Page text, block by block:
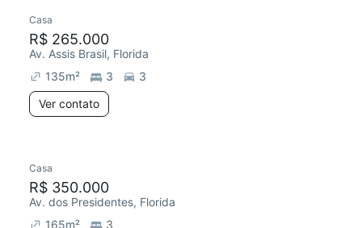
Casa
R$ 265.000
Av. Assis Brasil, Florida
135m² 3
3
Ver contato
Casa
R$ 350.000
Av. dos Presidentes, Florida
165m² 3